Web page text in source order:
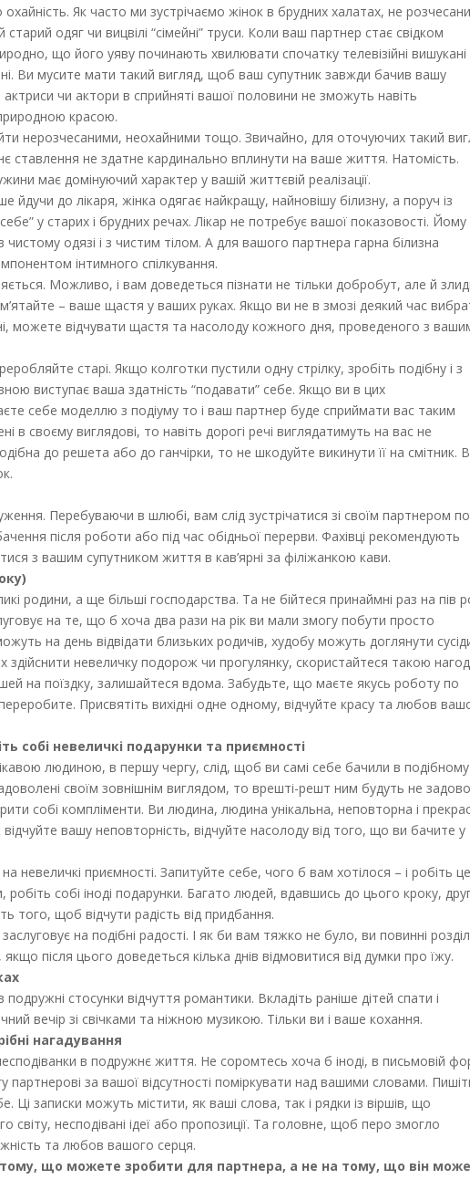
Як часто ми зустрічаємо жінок в брудних халатах, не
одяг чи вицвілі “сімейні” труси. Коли ваш партнер стає свідком
що його уяву починають хвилювати спочатку телевізійні вишукані
Ви мусите мати такий вигляд, щоб ваш супутник завжди бачив вашу
актриси чи актори в сприйняті вашої половини не зможуть навіть
красою.
нерозчесаними, неохайними тощо. Звичайно, для оточуючих такий
ставлення не здатне кардинально вплинути на ваше життя. Натомість.
має домінуючий характер у вашій життєвій реалізації.
до лікаря, жінка одягає найкращу, найновішу білизну, а поруч із
у старих і брудних речах. Лікар не потребує вашої показовості. Йому
одязі і з чистим тілом. А для вашого партнера гарна білизна
інтимного спілкування.
Можливо, і вам доведеться пізнати не тільки добробут, але й
– ваше щастя у ваших руках. Якщо ви не в змозі деякий час
можете відчувати щастя та насолоду кожного дня, проведеного з
старі. Якщо колготки пустили одну стрілку, зробіть подібну і з
виступає ваша здатність “подавати” себе. Якщо ви в цих
себе моделлю з подіуму то і ваш партнер буде сприймати вас таким
в своєму виглядові, то навіть дорогі речі виглядатимуть на вас не
до решета або до ганчірки, то не шкодуйте викинути її на смітник.
Перебуваючи в шлюбі, вам слід зустрічатися зі своїм партнером
після роботи або під час обідньої перерви. Фахівці рекомендують
з вашим супутником життя в кав’ярні за філіжанкою кави.
родини, а ще більші господарства. Та не бійтеся принаймні раз на пів
на те, що б хоча два рази на рік ви мали змогу побути просто
на день відвідати близьких родичів, худобу можуть доглянути
здійснити невеличку подорож чи прогулянку, скористайтеся такою
на поїздку, залишайтеся вдома. Забудьте, що маєте якусь роботу по
Присвятіть вихідні одне одному, відчуйте красу та любов
собі невеличкі подарунки та приємності
людиною, в першу чергу, слід, щоб ви самі себе бачили в подібному
своїм зовнішнім виглядом, то врешті-решт ним будуть не
собі компліменти. Ви людина, людина унікальна, неповторна і
відчуйте вашу неповторність, відчуйте насолоду від того, що ви бачите у
невеличкі приємності. Запитуйте себе, чого б вам хотілося – і робіть
робіть собі іноді подарунки. Багато людей, вдавшись до цього кроку,
того, щоб відчути радість від придбання.
на подібні радості. І як би вам тяжко не було, ви повинні
після цього доведеться кілька днів відмовитися від думки про їжу.
стосунки відчуття романтики. Вкладіть раніше дітей спати і
вечір зі свічками та ніжною музикою. Тільки ви і ваше кохання.
нагадування
в подружнє життя. Не соромтесь хоча б іноді, в письмовій
партнерові за вашої відсутності поміркувати над вашими словами.
Ці записки можуть містити, як ваші слова, так і рядки із віршів, що
світу, несподівані ідеї або пропозиції. Та головне, щоб перо змогло
та любов вашого серця.
що можете зробити для партнера, а не на тому, що він може